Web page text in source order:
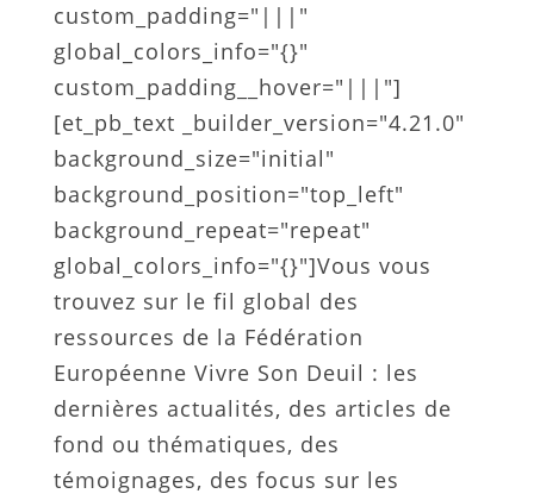
custom_padding="|||"
global_colors_info="{}"
custom_padding__hover="|||"]
[et_pb_text _builder_version="4.21.0"
background_size="initial"
background_position="top_left"
background_repeat="repeat"
global_colors_info="{}"]Vous vous
trouvez sur le fil global des
ressources de la Fédération
Européenne Vivre Son Deuil : les
dernières actualités, des articles de
fond ou thématiques, des
témoignages, des focus sur les